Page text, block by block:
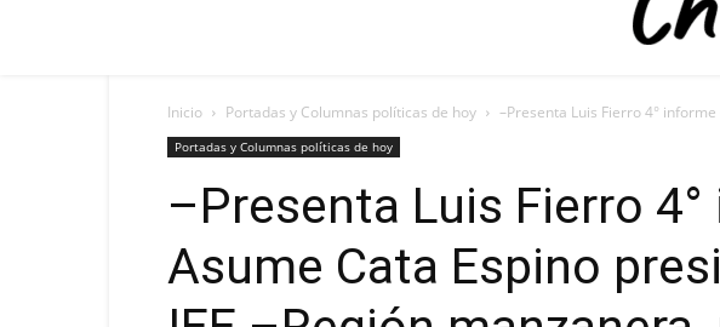
Inicio Portadas y Columnas políticas de hoy –Presenta Luis Fierro 4°
Portadas y Columnas políticas de hoy
–Presenta Luis Fierro
Asume Cata Espino